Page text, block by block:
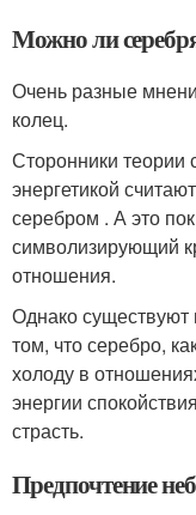
Можно ли
Очень разные
колец.
Сторонники теории
энергетикой
серебром . А это
символизирующий
отношения.
Однако
том, что серебро,
холоду в
энергии
страсть.
Предпочтение